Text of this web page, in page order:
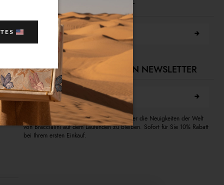
FINDEN SIE EIN GESCHÄFT
Stadt suchen
ABONNIEREN SIE UNSEREN NEWSLETTER
E-Mail-Adresse
Abonnieren Sie unseren Newsletter, um über die Neuigkeiten der Welt
von Braccialini auf dem Laufenden zu bleiben. Sofort für Sie 10% Rabatt
bei Ihrem ersten Einkauf.